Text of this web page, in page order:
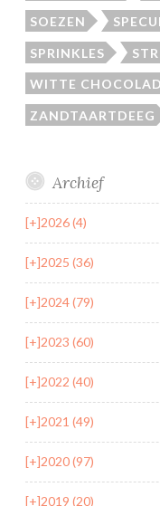
SOEZEN
SPRINKLES
WITTE
ZANDTAARTDEEG
Archief
[+]2026 (4)
[+]2025 (36)
[+]2024 (79)
[+]2023 (60)
[+]2022 (40)
[+]2021 (49)
[+]2020 (97)
[+]2019 (20)